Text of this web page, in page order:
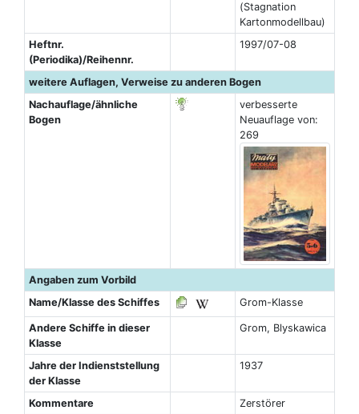
(Stagnation
Kartonmodellbau)
Heftnr.
(Periodika)/Reihennr.
1997/07-08
weitere Auflagen, Verweise zu anderen Bogen
Nachauflage/ähnliche
Bogen
verbesserte
Neuauflage von:
269
Angaben zum Vorbild
Name/Klasse des Schiffes
Grom-Klasse
Andere Schiffe in dieser
Klasse
Grom, Blyskawica
Jahre der Indienststellung
der Klasse
1937
Kommentare
Zerstörer